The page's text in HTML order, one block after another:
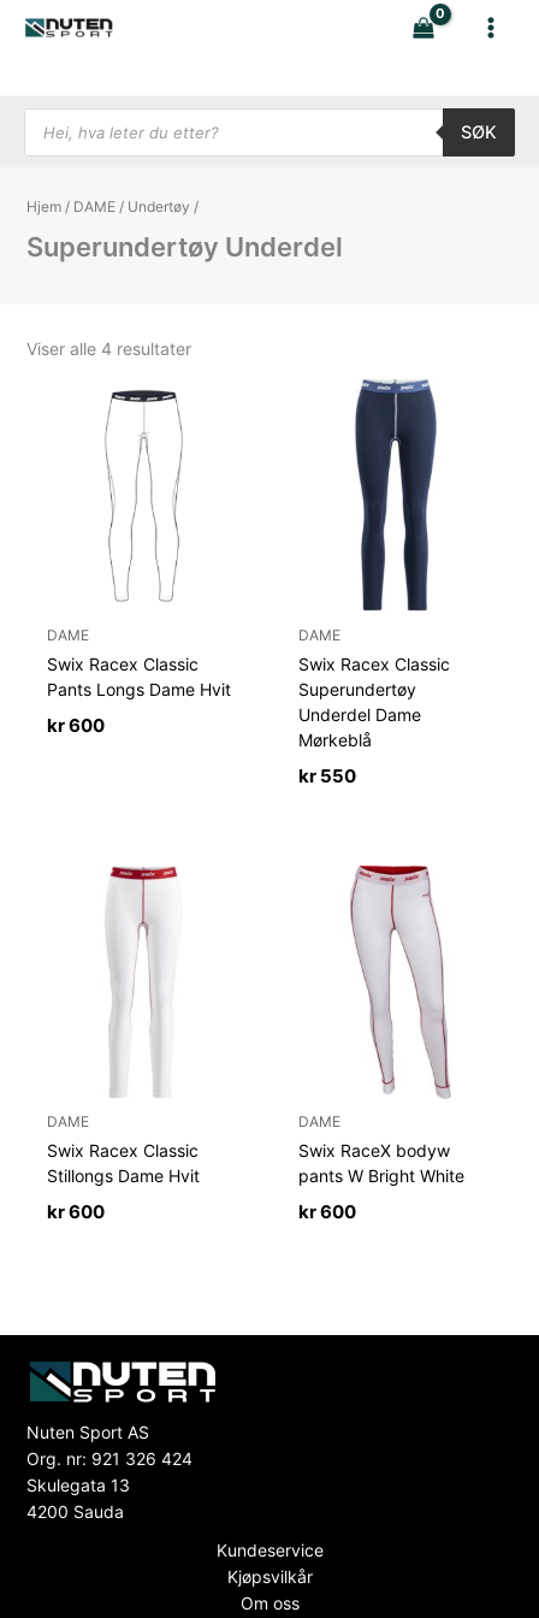
rett
Products search
SØK
Hjem / DAME / Undertøy /
Superundertøy Underdel
Viser alle 4 resultaterSortert
DAME
Swix Racex Classic
Pants Longs Dame Hvit
kr600
DAME
Swix Racex Classic
Superundertøy
Underdel Dame
Mørkeblå
kr 550
DAME
Swix Racex Classic
Stillongs Dame Hvit
kr600
DAME
Swix RaceX bodyw
pants W Bright White
kr600
Nuten Sport AS
Org. nr: 921 326 424
Skulegata 13
4200 Sauda
Kundeservice
Kjøpsvilkår
Om oss